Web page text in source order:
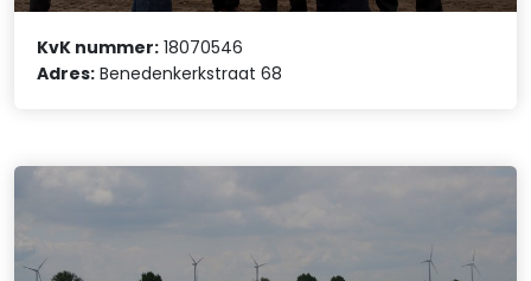
KvK nummer: 18070546
Adres: Benedenkerkstraat 68